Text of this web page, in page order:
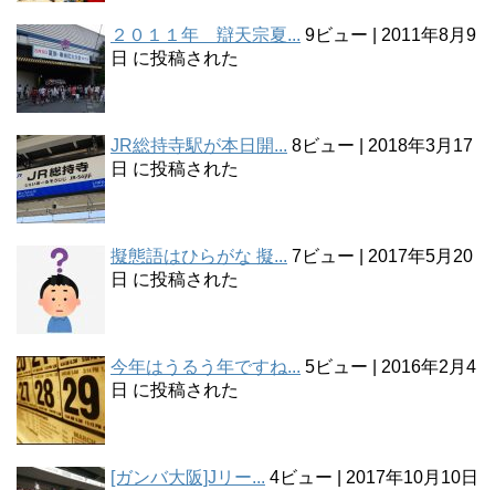
２０１１年 辯天宗夏... 9ビュー
2011年8月9
日 に投稿された
JR総持寺駅が本日開... 8ビュー
2018年3月17
日 に投稿された
擬態語はひらがな 擬... 7ビュー
2017年5月20
日 に投稿された
今年はうるう年ですね... 5ビュー
2016年2月4
日 に投稿された
[ガンバ大阪]Jリー... 4ビュー
2017年10月10日